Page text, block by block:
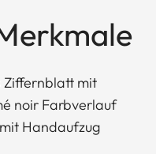
Ziffernblatt mit
noir Farbverlauf
Handaufzug